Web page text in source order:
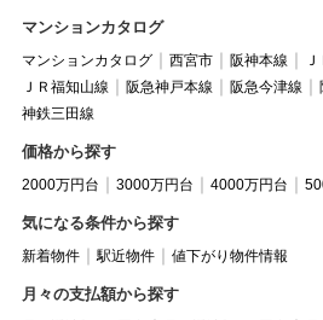
マンションカタログ
マンションカタログ 西宮市 阪神本線
ＪＲ福知山線
阪急神戸本線 阪急今津線
神鉄三田線
価格から探す
2000万円台 3000万円台 4000万円台
気になる条件から探す
新着物件 駅近物件 値下がり物件情報
月々の支払額から探す